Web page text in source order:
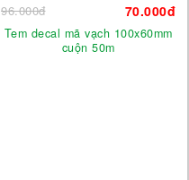
96.000đ 70.000đ
Tem decal mã vạch 100x60mm
cuộn 50m